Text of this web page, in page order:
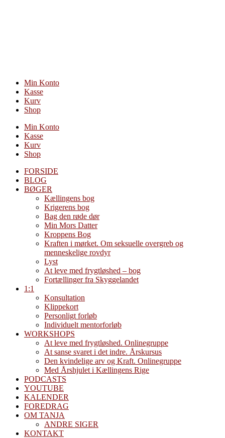
Min Konto
Kasse
Kurv
Shop
Min Konto
Kasse
Kurv
Shop
FORSIDE
BLOG
BØGER
Kællingens bog
Krigerens bog
Bag den røde dør
Min Mors Datter
Kroppens Bog
Kraften i mørket. Om seksuelle overgreb og
menneskelige rovdyr
Lyst
At leve med frygtløshed – bog
Fortællinger fra Skyggelandet
1:1
Konsultation
Klippekort
Personligt forløb
Individuelt mentorforløb
WORKSHOPS
At leve med frygtløshed. Onlinegruppe
At sanse svaret i det indre. Årskursus
Den kvindelige arv og Kraft. Onlinegruppe
Med Årshjulet i Kællingens Rige
PODCASTS
YOUTUBE
KALENDER
FOREDRAG
OM TANJA
ANDRE SIGER
KONTAKT